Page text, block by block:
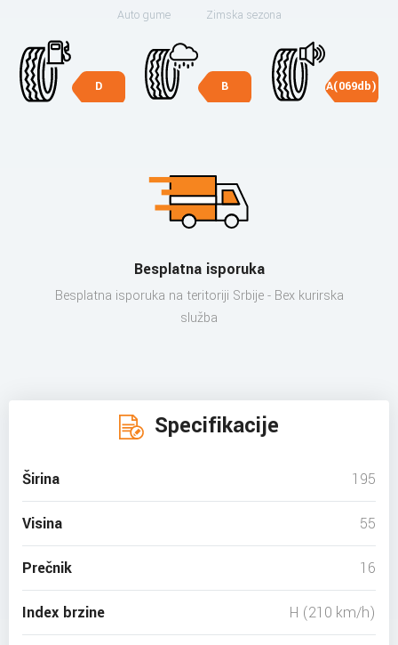
Auto gume Zimska sezona
D B A(069db)
Besplatna isporuka
Besplatna isporuka na teritoriji Srbije - Bex kurirska
služba
Specifikacije
Širina 195
Visina 55
Prečnik 16
Index brzine H (210 km/h)